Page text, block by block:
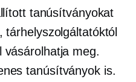
tanúsítványokat
tárhelyszolgáltatóktól
vásárolhatja meg.
tanúsítványok is.